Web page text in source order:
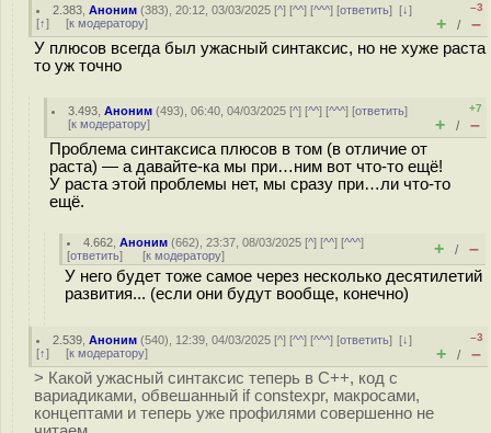
2.383 ,Аноним (383), 20:12, 03/03/2025 [^] [^^] [^^^] [ответить][↓]
[↑] [к модератору]
–3
+ / –
У плюсов всегда был ужасный синтаксис, но не хуже раста
то уж точно
3.493 ,Аноним (493), 06:40, 04/03/2025 [^] [^^] [^^^] [ответить]
[к модератору]
+7
+ / –
Проблема синтаксиса плюсов в том (в отличие от
раста) — а давайте-ка мы при…ним вот что-то ещё!
У раста этой проблемы нет, мы сразу при…ли что-то
ещё.
4.662 ,Аноним (662), 23:37, 08/03/2025 [^] [^^] [^^^]
[ответить] [к модератору] + / –
У него будет тоже самое через несколько десятилетий
развития... (если они будут вообще, конечно)
2.539 ,Аноним (540), 12:39, 04/03/2025 [^] [^^] [^^^] [ответить][↓]
[↑] [к модератору]
–3
+ / –
> Какой ужасный синтаксис теперь в С++, код с
вариадиками, обвешанный if constexpr, макросами,
концептами и теперь уже профилями совершенно не